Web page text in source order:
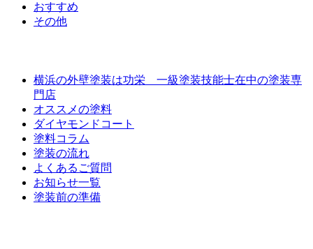
おすすめ
その他
横浜の外壁塗装は功栄 一級塗装技能士在中の塗装専
門店
オススメの塗料
ダイヤモンドコート
塗料コラム
塗装の流れ
よくあるご質問
お知らせ一覧
塗装前の準備